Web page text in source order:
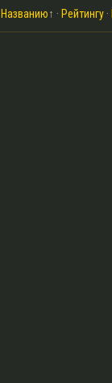
Названию↑ · Рейтингу ·